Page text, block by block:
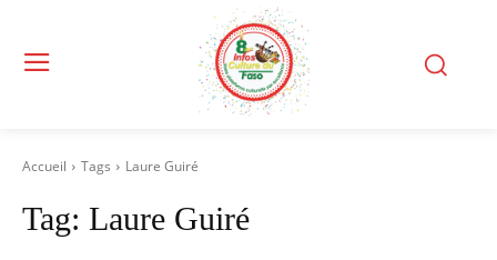
Accueil Tags Laure Guiré
Tag: Laure Guiré